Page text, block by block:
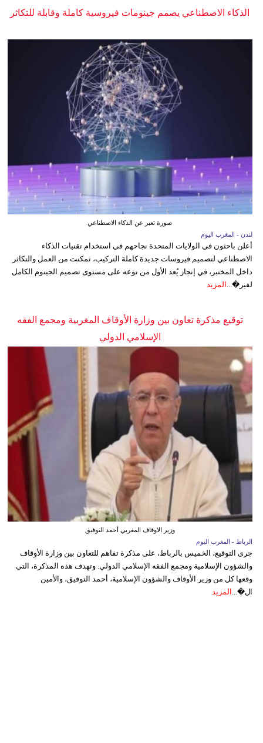
الذكاء الاصطناعي يصمم جينومات فيروسية كاملة وقابلة للتكاثر
صورة تعبر عن الذكاء الاصطناعي
لندن - المغرب اليوم
أعلن باحثون في الولايات المتحدة نجاحهم في استخدام تقنيات الذكاء
الاصطناعي لتصميم فيروسات جديدة كاملة التركيب، تمكنت من العمل والتكاثر
داخل المختبر، في إنجاز يُعد الأول من نوعه على مستوى تصميم الجينوم الكامل
لفير�...
المزيد
توقيع مذكرة تعاون بين وزارة الأوقاف المغربية ومجمع الفقه
الإسلامي الدولي
وزير الاوقاف المغربي أحمد التوفيق
الرباط - المغرب اليوم
جرى التوقيع، الخميس بالرباط، على مذكرة تفاهم للتعاون بين وزارة الأوقاف
والشؤون الإسلامية ومجمع الفقه الإسلامي الدولي. وتهدف هذه المذكرة، التي
وقعها كل من وزير الأوقاف والشؤون الإسلامية، أحمد التوفيق، والأمين
ال�... المزيد